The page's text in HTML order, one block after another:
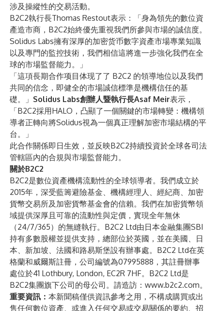
涉及操縱性的交易活動。
B2C2執行長Thomas Restout表示：「身為領先的數位資
產造市商，B2C2始終優先重視我們所參與市場的誠信度。
Solidus Labs擁有深厚的加密货币數字資產市場專業知識
以及專門的監控技術，我們相信這將進一步強化我們在全
球的市場監督能力。」
「這項長期合作项目体现了了 B2C2 的領導地位以及我們
共同的信念，即健全的市場誠信標準是機構信任的基
礎。」 Solidus Labs創辦人暨執行長Asaf Meir表示，
「B2C2採用HALO，凸顯了一個關鍵的市場轉變：機構領
導者正轉向將Solidus視為一個真正理解加密市場結構的平
台。」
此合作關係即日生效，並反映B2C2持續投資於全球各司法
管轄區內的合規與市場監督能力。
關於B2C2
B2C2是數位資產機構流動性的全球領導者。我們成立於
2015年，深受藍籌避險基金、機構經理人、經紀商、加密
貨幣交易所及加密貨幣基金會的信賴。我們在加密貨幣領
域提供深厚且可靠的流動性與定價，實現全年無休
（24/7/365）的無縫執行。B2C2 Ltd由日本金融集團SBI
持有多數股權並提供支持，總部位於英國，並在美國、日
本、新加坡、法國和路易斯堡設有辦事處。B2C2 Ltd在英
格蘭和威爾斯註冊，公司編號為07995888，其註冊辦事
處位於41 Lothbury, London, EC2R 7HF。B2C2 Ltd是
B2C2集團旗下公司的母公司。請造訪： www.b2c2.com。
重要資訊： 本新聞稿僅供資訊參考之用，不構成購買或出
售任何數位資產、或進入任何交易或交易關係的要約、招